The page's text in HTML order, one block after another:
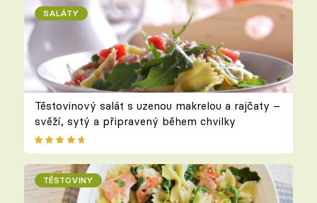
SALÁTY
Těstovinový salát s uzenou makrelou a rajčaty –
svěží, sytý a připravený během chvilky
TĚSTOVINY